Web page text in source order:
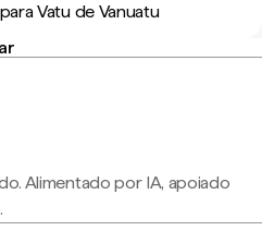
Vatu de Vanuatu
Alimentado por IA, apoiado